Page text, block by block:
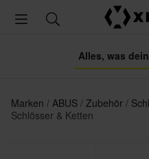
Alles, was
Marken ABUS Zubehör
Schlösser & Ketten